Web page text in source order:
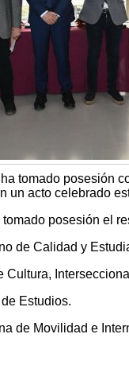
tomado posesión
un acto celebrado
posesión el
de Calidad y
Cultura,
Estudios.
de Movilidad e